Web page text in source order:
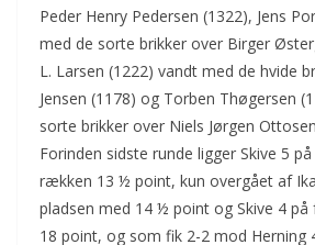
Peder Henry Pedersen (1322), Jens
med de sorte brikker over Birger
L. Larsen (1222) vandt med de hvide
Jensen (1178) og Torben Thøgersen
sorte brikker over Niels Jørgen
Forinden sidste runde ligger Skive 5
rækken 13 ½ point, kun overgået af
pladsen med 14 ½ point og Skive 4
18 point, og som fik 2-2 mod Herning